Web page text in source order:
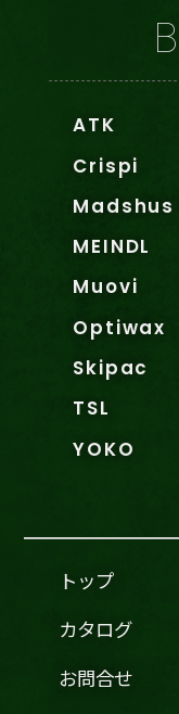
ATK
Crispi
Madshus
MEINDL
Muovi
Optiwax
Skipac
TSL
YOKO
トップ
カタログ
お問合せ